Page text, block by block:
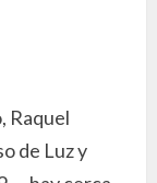
Raquel
de Luz y